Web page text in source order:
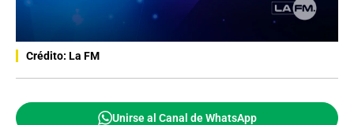
Crédito: La FM
Unirse al Canal de WhatsApp